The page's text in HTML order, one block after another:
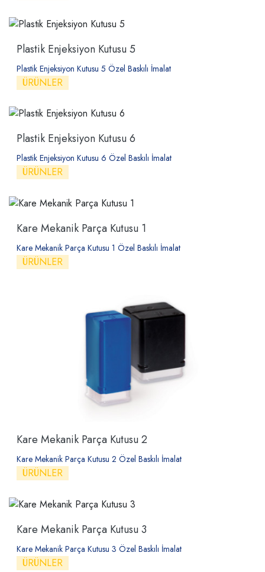
Plastik Enjeksiyon Kutusu 5
Plastik Enjeksiyon Kutusu 5 Özel Baskılı İmalat
ÜRÜNLER
Plastik Enjeksiyon Kutusu 6
Plastik Enjeksiyon Kutusu 6 Özel Baskılı İmalat
ÜRÜNLER
Kare Mekanik Parça Kutusu 1
Kare Mekanik Parça Kutusu 1 Özel Baskılı İmalat
ÜRÜNLER
Kare Mekanik Parça Kutusu 2
Kare Mekanik Parça Kutusu 2 Özel Baskılı İmalat
ÜRÜNLER
Kare Mekanik Parça Kutusu 3
Kare Mekanik Parça Kutusu 3 Özel Baskılı İmalat
ÜRÜNLER